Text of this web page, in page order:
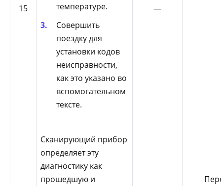
15
температуре.
Совершить
поездку для
установки кодов
неисправности,
как это указано во
вспомогательном
тексте.
Сканирующий прибор
определяет эту
диагностику как
прошедшую и
—